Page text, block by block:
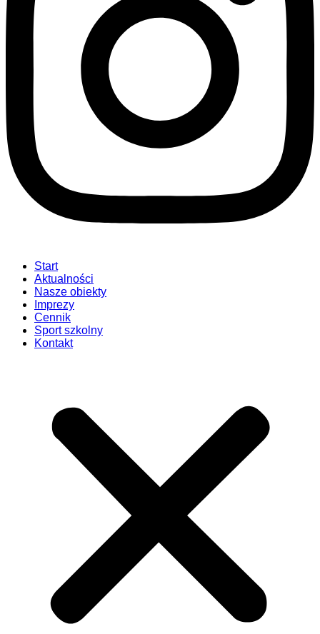
Start
Aktualności
Nasze obiekty
Imprezy
Cennik
Sport szkolny
Kontakt